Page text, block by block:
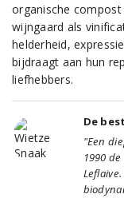
organische
wijngaard als
helderheid,
bijdraagt aan hun
liefhebbers.
De
"Een
1990